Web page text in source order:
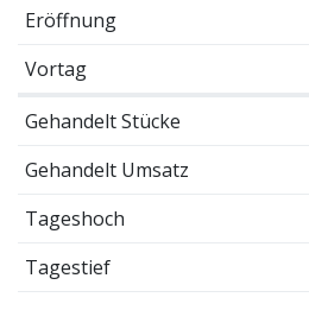
Eröffnung
Vortag
Gehandelt Stücke
Gehandelt Umsatz
Tageshoch
Tagestief